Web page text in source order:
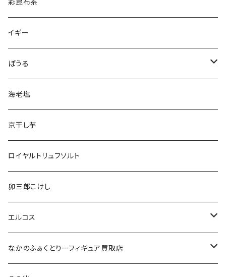
イギー
ぼうる
きょうりゅうぼうる
どうぶつぼうる
海老塩
京干し芋
ロイヤルトリュフソルト
卯三郎こけし
エルコス
セラップ
なかのふぁくとりーフィギュア買取店